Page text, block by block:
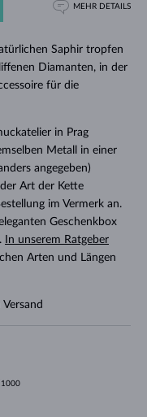
Saphir tropfen
Diamanten, in der
für die
in Prag
Metall in einer
angegeben)
Art der Kette
im Vermerk an.
Geschenkbox
In unserem Ratgeber
Arten und Längen
MEHR DETAILS